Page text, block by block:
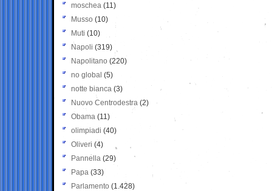
moschea (11)
Musso (10)
Muti (10)
Napoli (319)
Napolitano (220)
no global (5)
notte bianca (3)
Nuovo Centrodestra (2)
Obama (11)
olimpiadi (40)
Oliveri (4)
Pannella (29)
Papa (33)
Parlamento (1.428)